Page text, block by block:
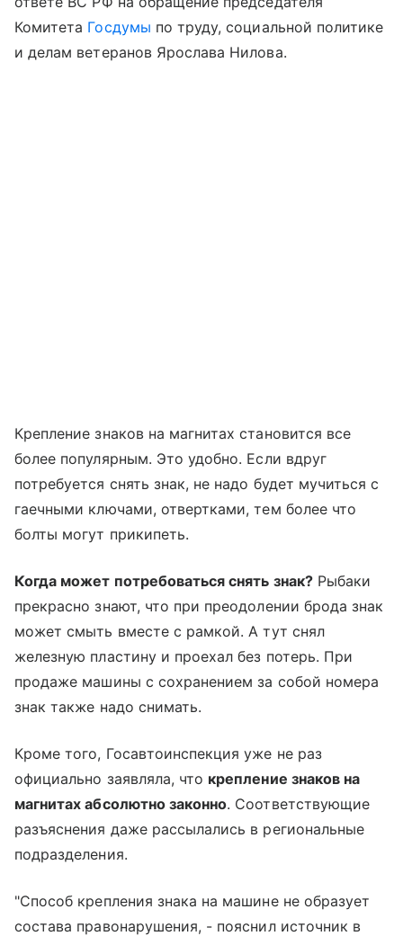
Комитета Госдумы по труду, социальной политике
и делам ветеранов Ярослава Нилова.
Крепление знаков на магнитах становится все
более популярным. Это удобно. Если вдруг
потребуется снять знак, не надо будет мучиться с
гаечными ключами, отвертками, тем более что
болты могут прикипеть.
Когда может потребоваться снять знак?Рыбаки
прекрасно знают, что при преодолении брода знак
может смыть вместе с рамкой. А тут снял
железную пластину и проехал без потерь. При
продаже машины с сохранением за собой номера
знак также надо снимать.
Кроме того, Госавтоинспекция уже не раз
официально заявляла, что крепление знаков на
магнитах абсолютно законно. Соответствующие
разъяснения даже рассылались в региональные
подразделения.
"Способ крепления знака на машине не образует
состава правонарушения, - пояснил источник в